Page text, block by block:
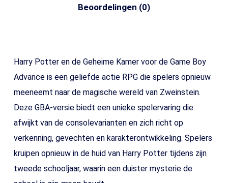
Beoordelingen (0)
Harry Potter en de Geheime Kamer voor de Game Boy
Advance is een geliefde actie RPG die spelers opnieuw
meeneemt naar de magische wereld van Zweinstein.
Deze GBA-versie biedt een unieke spelervaring die
afwijkt van de consolevarianten en zich richt op
verkenning, gevechten en karakterontwikkeling. Spelers
kruipen opnieuw in de huid van Harry Potter tijdens zijn
tweede schooljaar, waarin een duister mysterie de